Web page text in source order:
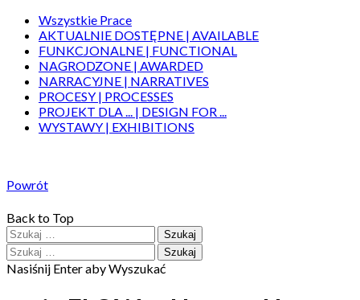
Wszystkie Prace
AKTUALNIE DOSTĘPNE | AVAILABLE
FUNKCJONALNE | FUNCTIONAL
NAGRODZONE | AWARDED
NARRACYJNE | NARRATIVES
PROCESY | PROCESSES
PROJEKT DLA ... | DESIGN FOR ...
WYSTAWY | EXHIBITIONS
Powrót
Back to Top
Szukaj:
Szukaj:
Nasiśnij Enter aby Wyszukać